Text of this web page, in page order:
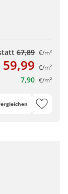
67,89 €/m²
59,99 €/m²
7,90 €/m²